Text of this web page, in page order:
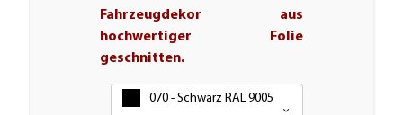
Fahrzeugdekor aus
hochwertiger Folie
geschnitten.
070 - Schwarz RAL 9005